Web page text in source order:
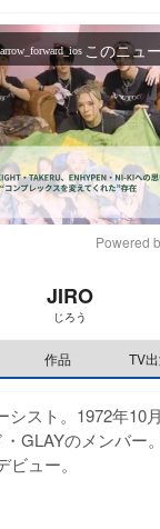
arrow_forward_ios このニュ
Powered
JIRO
じろう
作品 TV
スト。1972年10
GLAYのメンバー。
ビュー。